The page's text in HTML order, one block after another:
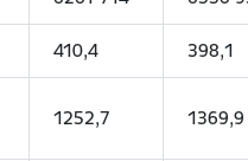
410,4 398,1
1252,7 1369,9